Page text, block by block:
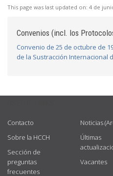
This page was last updated on: 4 de
Convenios (incl. los
Convenio de 25 de octubre de
de la Sustracción Internacional
Contacto
Sobre la HCCH
Sección de
preguntas
frecuentes
Noticias
Últimas
Vacantes